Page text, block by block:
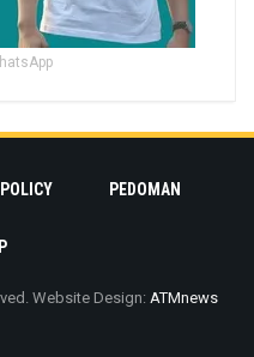
PEDOMAN
Website Design: ATMnews